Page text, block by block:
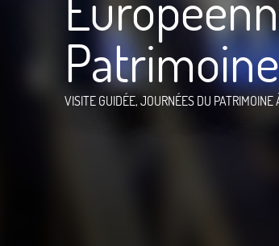
Patrimoine
VISITE GUIDÉE, JOURNÉES DU PATRIMOINE